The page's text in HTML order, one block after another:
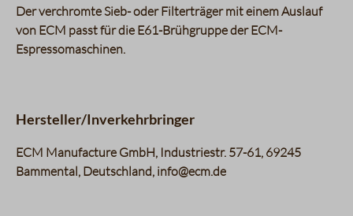
Der verchromte Sieb- oder Filterträger mit einem Auslauf
von ECM passt für die E61-Brühgruppe der ECM-
Espressomaschinen.
Hersteller/Inverkehrbringer
ECM Manufacture GmbH, Industriestr. 57-61, 69245
Bammental, Deutschland, info@ecm.de